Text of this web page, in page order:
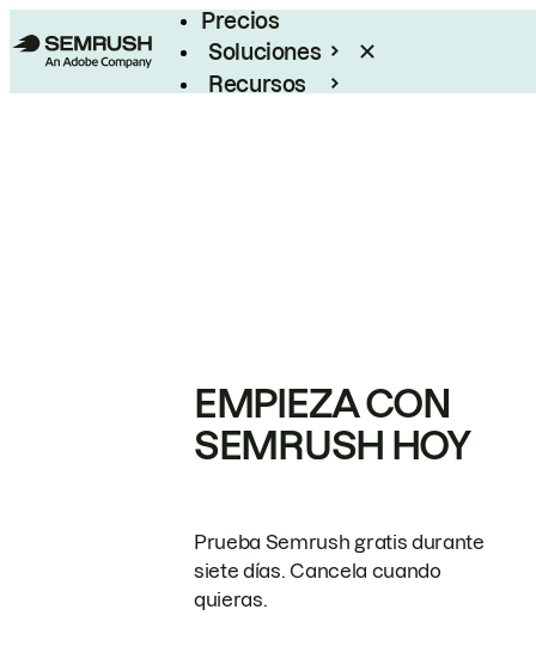
Precios
Soluciones
Recursos
EMPIEZA CON
SEMRUSH HOY
Prueba Semrush gratis durante
siete días. Cancela cuando
quieras.